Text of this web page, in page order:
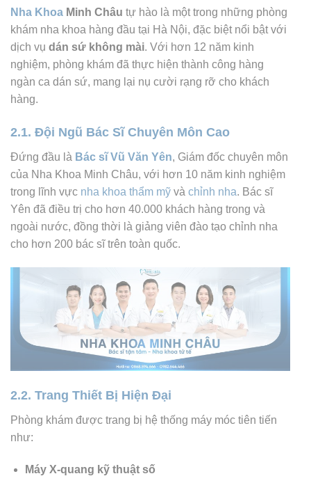
Nha Khoa Minh Châu tự hào là một trong những phòng
khám nha khoa hàng đầu tại Hà Nội, đặc biệt nổi bật với
dịch vụ dán sứ không mài. Với hơn 12 năm kinh
nghiệm, phòng khám đã thực hiện thành công hàng
ngàn ca dán sứ, mang lại nụ cười rạng rỡ cho khách
hàng.
2.1. Đội Ngũ Bác Sĩ Chuyên Môn Cao
Đứng đầu là Bác sĩ Vũ Văn Yên, Giám đốc chuyên môn
của Nha Khoa Minh Châu, với hơn 10 năm kinh nghiệm
trong lĩnh vực nha khoa thẩm mỹ và chỉnh nha. Bác sĩ
Yên đã điều trị cho hơn 40.000 khách hàng trong và
ngoài nước, đồng thời là giảng viên đào tạo chỉnh nha
cho hơn 200 bác sĩ trên toàn quốc.
2.2. Trang Thiết Bị Hiện Đại
Phòng khám được trang bị hệ thống máy móc tiên tiến
như:
Máy X-quang kỹ thuật số